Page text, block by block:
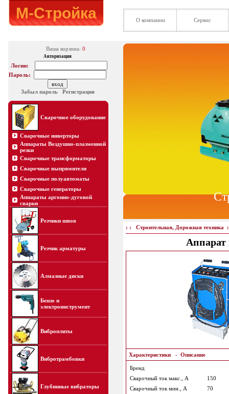
М-Стройка О компании Сервис
Ваша корзина: 0
Авторизация
Логин:
Пароль:
Забыл пароль Регистрация
Сварочное оборудование
Сварочные инверторы
Аппараты Воздушно-плазменной
резки
Сварочные трансформаторы
Сварочные выпрямители
Сварочные полуавтоматы
Сварочные генераторы
Аппараты аргонно-дуговой
сварки
Резчики швов
Резчик арматуры
Алмазные диски
Бензо и
электроинструмент
Виброплиты
Вибротрамбовки
Глубинные вибраторы
: : Строительная, Дорожная техника
Характеристики- Описание
Бренд
Сварочный ток макс., А
150
Сварочный ток мин., А
70